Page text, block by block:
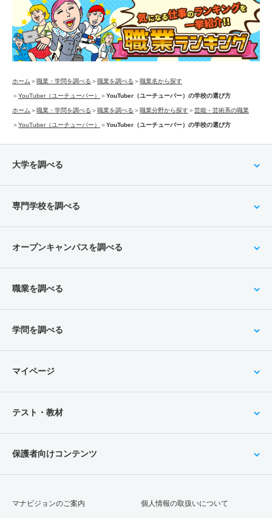
ホーム ＞職業・学問を調べる ＞職業を調べる ＞職業名から探す
＞YouTuber（ユーチューバー） ＞YouTuber（ユーチューバー）の学校の選び方
ホーム ＞職業・学問を調べる ＞職業を調べる ＞職業分野から探す＞芸能・芸術系の職業
＞YouTuber（ユーチューバー） ＞YouTuber（ユーチューバー）の学校の選び方
大学を調べる
専門学校を調べる
オープンキャンパスを調べる
職業を調べる
学問を調べる
マイページ
テスト・教材
保護者向けコンテンツ
マナビジョンのご案内 個人情報の取扱いについて